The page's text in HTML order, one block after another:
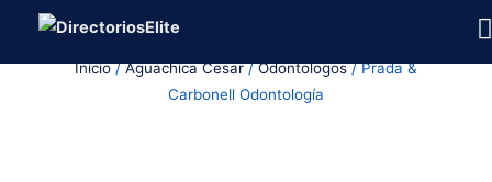
Inicio/Aguachica Cesar/Odontologos/ Prada &
Carbonell Odontología